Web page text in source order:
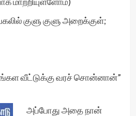
குளு குளு அறைக்குள்;
வீட்டுக்கு வரச் சொன்னான்”
அப்போது அதை நான்